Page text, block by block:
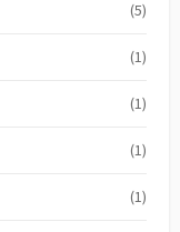
(5)
(1)
(1)
(1)
(1)